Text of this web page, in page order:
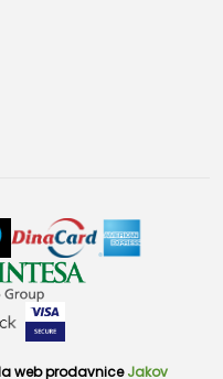
web prodavnice Jakov